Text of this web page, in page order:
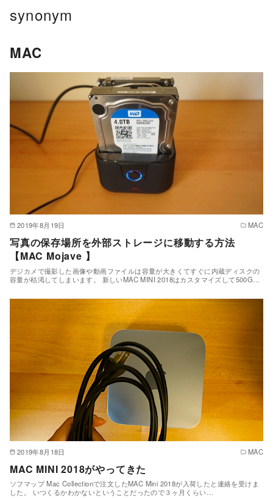
synonym
MAC
2019年8月19日 MAC
写真の保存場所を外部ストレージに移動する方法
【MAC Mojave 】
デジカメで撮影した画像や動画ファイルは容量が大きくてすぐに内蔵ディスクの
容量が枯渇してしまいます。 新しいMAC MINI 2018はカスタマイズして500G…
2019年8月18日 MAC
MAC MINI 2018がやってきた
ソフマップ Mac Collectionで注文したMAC Mini 2018が入荷したと連絡を受けま
した。 いつくるかわかないということだったので３ヶ月くらい…